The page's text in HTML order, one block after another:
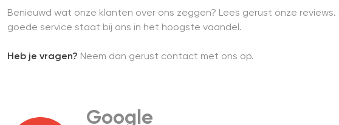
Benieuwd wat onze klanten over ons zeggen? Lees gerust onze
goede service staat bij ons in het hoogste vaandel.
Heb je vragen? Neem dan gerust contact met ons op.
Google